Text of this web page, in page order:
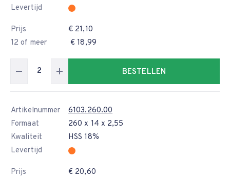
Levertijd
Prijs
€ 21,10
12 of meer
€ 18,99
BESTELLEN
Artikelnummer
6103.260.00
Formaat
260 x 14 x 2,55
Kwaliteit
HSS 18%
Levertijd
Prijs
€ 20,60